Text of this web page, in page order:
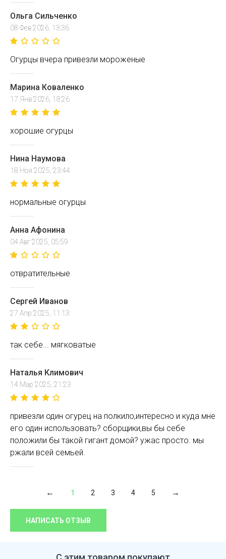
Ольга Сильченко
08 Фев 2026, 13:36
Огурцы вчера привезли мороженые
Марина Коваленко
17 Янв 2026, 18:26
хорошие огурцы
Нина Наумова
18 Ноя 2025, 23:44
нормальные огурцы
Анна Афонина
04 Авг 2025, 05:59
отвратительные
Сергей Иванов
27 Апр 2025, 11:13
так себе... мягковатые
Наталья Климович
14 Мар 2025, 21:23
привезли один огурец на полкило,интересно и куда мне
его один использовать? сборщики,вы бы себе
положили бы такой гигант домой? ужас просто. мы
ржали всей семьей.
1 2 3 4 5
НАПИСАТЬ ОТЗЫВ